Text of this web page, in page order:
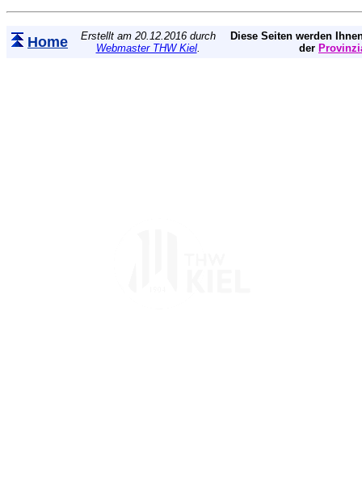
Home
Erstellt am 20.12.2016 durch
Webmaster THW Kiel.
Diese Seiten werden
der